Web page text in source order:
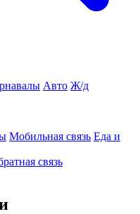
Авто Ж/д
Мобильная связь Еда и
связь